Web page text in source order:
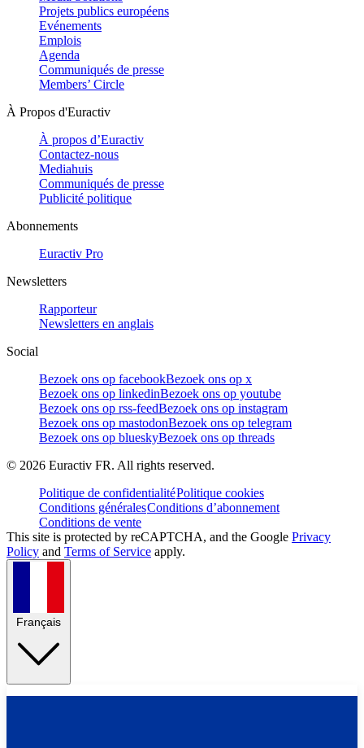
Projets publics européens
Evénements
Emplois
Agenda
Communiqués de presse
Members’ Circle
À Propos d'Euractiv
À propos d’Euractiv
Contactez-nous
Mediahuis
Communiqués de presse
Publicité politique
Abonnements
Euractiv Pro
Newsletters
Rapporteur
Newsletters en anglais
Social
Bezoek ons op facebookBezoek ons op x
Bezoek ons op linkedinBezoek ons op youtube
Bezoek ons op rss-feedBezoek ons op instagram
Bezoek ons op mastodonBezoek ons op telegram
Bezoek ons op blueskyBezoek ons op threads
© 2026 Euractiv FR. All rights reserved.
Politique de confidentialitéPolitique cookies
Conditions généralesConditions d’abonnement
Conditions de vente
This site is protected by reCAPTCHA, and the Google Privacy
Policy and Terms of Service apply.
Français